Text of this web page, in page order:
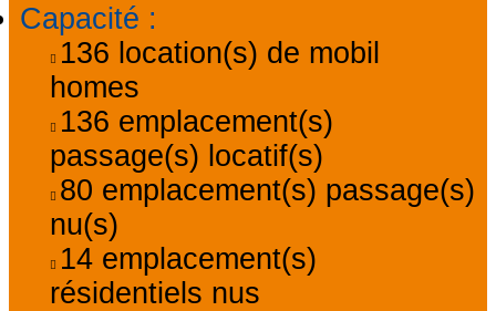
Capacité :
136 location(s) de mobil
homes
136 emplacement(s)
passage(s) locatif(s)
80 emplacement(s) passage(s)
nu(s)
14 emplacement(s)
résidentiels nus